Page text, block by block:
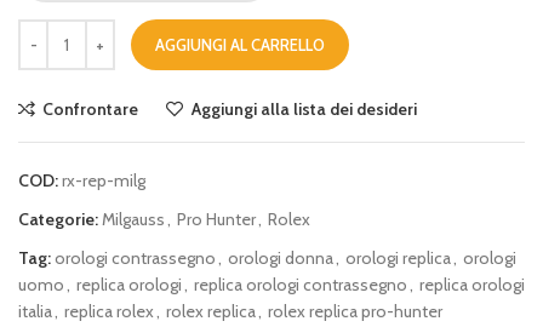
AGGIUNGI AL CARRELLO
Confrontare Aggiungi alla lista dei desideri
COD:rx-rep-milg
Categorie:Milgauss, Pro Hunter, Rolex
Tag:orologi contrassegno, orologi donna, orologi replica, orologi
uomo, replica orologi, replica orologi contrassegno, replica orologi
italia, replica rolex, rolex replica, rolex replica pro-hunter